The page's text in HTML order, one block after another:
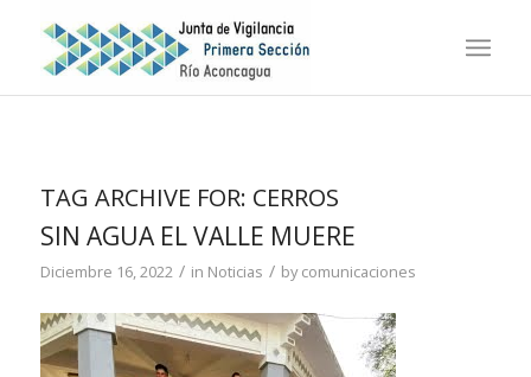
TAG ARCHIVE FOR: CERROS
SIN AGUA EL VALLE MUERE
Diciembre 16, 2022 / in Noticias / bycomunicaciones